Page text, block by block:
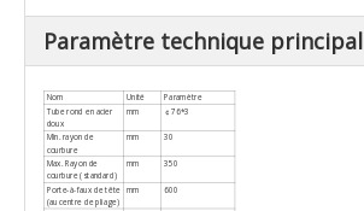
Paramètre technique principal
Nom Unité
Paramètre
Tube rond en acier
doux
mm ￠76*3
Min. rayon de
courbure
mm 30
Max. Rayon de
courbure (standard)
mm 350
Porte-à-faux de tête
(au centre de pliage)
mm 600